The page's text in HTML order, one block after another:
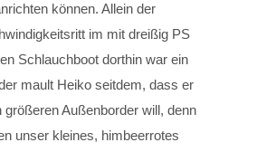
können. Allein der
im mit dreißig PS
Schlauchboot dorthin war ein
mault Heiko seitdem, dass er
größeren Außenborder will, denn
unser kleines, himbeerrotes